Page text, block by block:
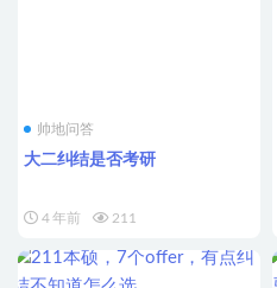
帅地问答
大二纠结是否考研
4 年前 211